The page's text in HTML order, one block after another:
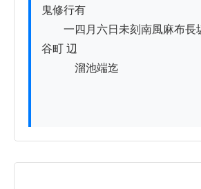
鬼修行有
一四月六日未刻南風麻布長
谷町 辺
溜池端迄